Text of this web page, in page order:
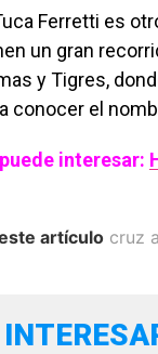
Ferretti es
un gran
y Tigres,
conocer el
interesar:
artículo cruz